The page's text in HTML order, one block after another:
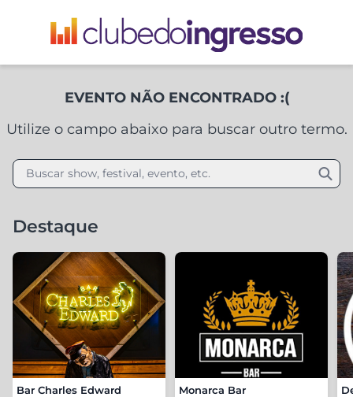
EVENTO NÃO ENCONTRADO :(
Utilize o campo abaixo para buscar outro termo.
Buscar show, festival, evento, etc.
Destaque
Bar Charles Edward Monarca Bar